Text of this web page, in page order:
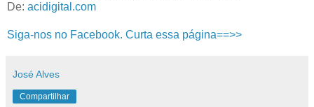
De: acidigital.com
Siga-nos no Facebook. Curta essa página==>>
José Alves
Compartilhar